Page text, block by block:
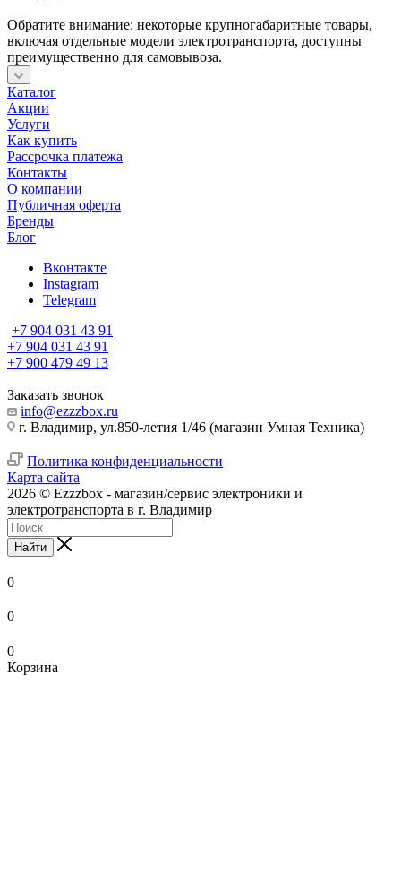
Обратите внимание: некоторые крупногабаритные товары,
включая отдельные модели электротранспорта, доступны
преимущественно для самовывоза.
Каталог
Акции
Услуги
Как купить
Рассрочка платежа
Контакты
О компании
Публичная оферта
Бренды
Блог
Вконтакте
Instagram
Telegram
+7 904 031 43 91
+7 904 031 43 91
+7 900 479 49 13
Заказать звонок
info@ezzzbox.ru
г. Владимир, ул.850-летия 1/46 (магазин Умная Техника)
Политика конфиденциальности
Карта сайта
2026 © Ezzzbox - магазин/сервис электроники и
электротранспорта в г. Владимир
Найти
0
0
0
Корзина